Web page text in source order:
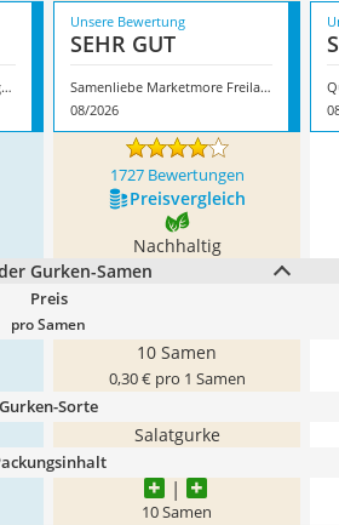
Deine Gartenwelt Mini Snackgurke Salamanda
Unsere Bewertung
SEHR GUT
Samenliebe Marketmore Freilandgurke
08/2026
1727 Bewertungen
Preis­vergleich
Nachhaltig
Gurken-Samen
Preis
pro Samen
10 Samen
0,30 € pro 1 Samen
Gurken-Sorte
Salatgurke
10 Samen